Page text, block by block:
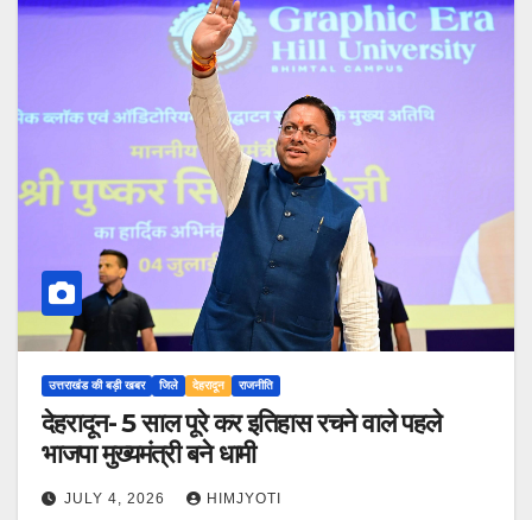
उत्तराखंड की बड़ी खबर जिले देहरादून राजनीति
देहरादून- 5 साल पूरे कर इतिहास रचने वाले पहले
भाजपा मुख्यमंत्री बने धामी
JULY 4, 2026 HIMJYOTI